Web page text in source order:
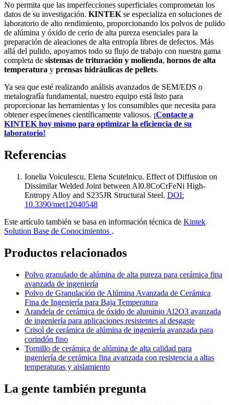
No permita que las imperfecciones superficiales comprometan los
datos de su investigación. KINTEK se especializa en soluciones de
laboratorio de alto rendimiento, proporcionando los polvos de pulido
de alúmina y óxido de cerio de alta pureza esenciales para la
preparación de aleaciones de alta entropía libres de defectos. Más
allá del pulido, apoyamos todo su flujo de trabajo con nuestra gama
completa de sistemas de trituración y molienda, hornos de alta
temperatura y prensas hidráulicas de pellets.
Ya sea que esté realizando análisis avanzados de SEM/EDS o
metalografía fundamental, nuestro equipo está listo para
proporcionar las herramientas y los consumibles que necesita para
obtener especímenes científicamente valiosos. ¡Contacte a
KINTEK hoy mismo para optimizar la eficiencia de su
laboratorio!
Referencias
Ionelia Voiculescu, Elena Scutelnicu. Effect of Diffusion on
Dissimilar Welded Joint between Al0.8CoCrFeNi High-
Entropy Alloy and S235JR Structural Steel. DOI:
10.3390/met12040548
Este artículo también se basa en información técnica de Kintek
Solution Base de Conocimientos .
Productos relacionados
Polvo granulado de alúmina de alta pureza para cerámica fina
avanzada de ingeniería
Polvo de Granulación de Alúmina Avanzada de Cerámica
Fina de Ingeniería para Baja Temperatura
Arandela de cerámica de óxido de aluminio Al2O3 avanzada
de ingeniería para aplicaciones resistentes al desgaste
Crisol de cerámica de alúmina de ingeniería avanzada para
corindón fino
Tornillo de cerámica de alúmina de alta calidad para
ingeniería de cerámica fina avanzada con resistencia a altas
temperaturas y aislamiento
La gente también pregunta